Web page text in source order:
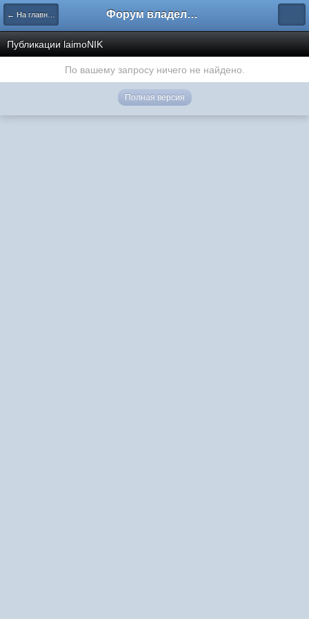
← На главную Форум владельцев интернет-магазинов
Публикации laimoNIK
По вашему запросу ничего не найдено.
Полная версия